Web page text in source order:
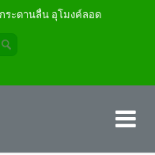
ดานลื่น อุโมงค์ลอด